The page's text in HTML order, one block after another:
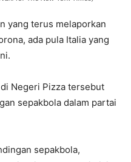
yang terus melaporkan
ada pula Italia yang
Negeri Pizza tersebut
sepakbola dalam partai
sepakbola,